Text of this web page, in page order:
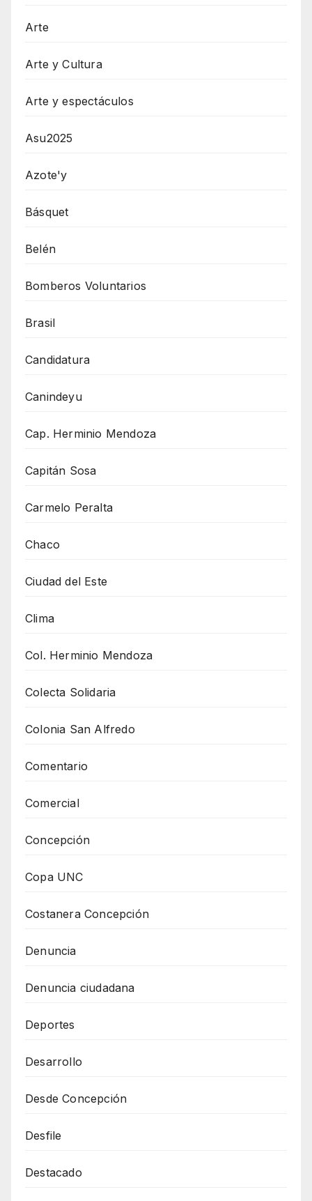
Arte
Arte y Cultura
Arte y espectáculos
Asu2025
Azote'y
Básquet
Belén
Bomberos Voluntarios
Brasil
Candidatura
Canindeyu
Cap. Herminio Mendoza
Capitán Sosa
Carmelo Peralta
Chaco
Ciudad del Este
Clima
Col. Herminio Mendoza
Colecta Solidaria
Colonia San Alfredo
Comentario
Comercial
Concepción
Copa UNC
Costanera Concepción
Denuncia
Denuncia ciudadana
Deportes
Desarrollo
Desde Concepción
Desfile
Destacado